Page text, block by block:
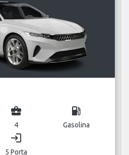
business_center
4
local_gas_station
Gasolina
login
5 Porta